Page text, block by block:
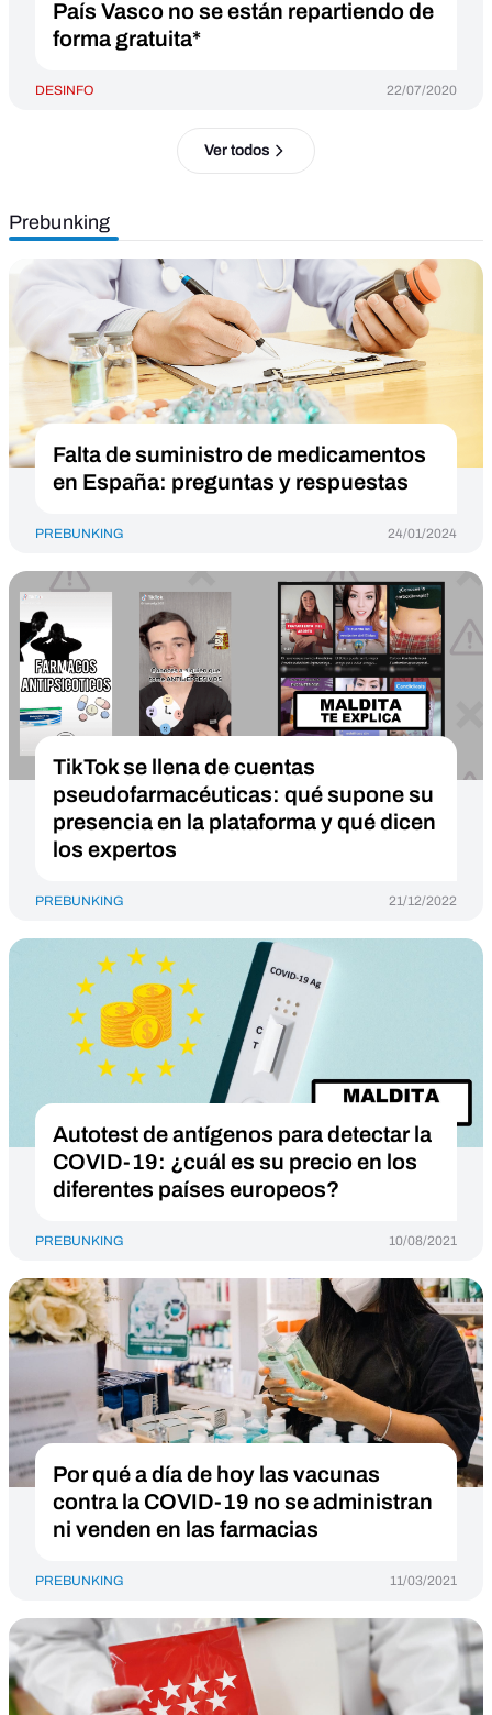
País Vasco no se están repartiendo de
forma gratuita*
DESINFO 22/07/2020
Ver todos
Prebunking
Falta de suministro de medicamentos
en España: preguntas y respuestas
PREBUNKING 24/01/2024
TikTok se llena de cuentas
pseudofarmacéuticas: qué supone su
presencia en la plataforma y qué dicen
los expertos
PREBUNKING 21/12/2022
Autotest de antígenos para detectar la
COVID-19: ¿cuál es su precio en los
diferentes países europeos?
PREBUNKING 10/08/2021
Por qué a día de hoy las vacunas
contra la COVID-19 no se administran
ni venden en las farmacias
PREBUNKING 11/03/2021